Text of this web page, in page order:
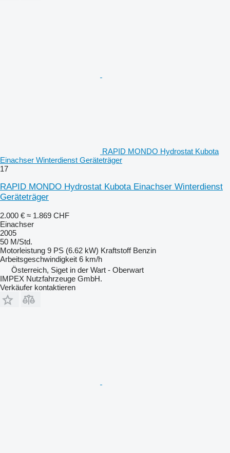
RAPID MONDO Hydrostat Kubota
Einachser Winterdienst Geräteträger
17
RAPID MONDO Hydrostat Kubota Einachser Winterdienst
Geräteträger
2.000 € ≈ 1.869 CHF
Einachser
2005
50 M/Std.
Motorleistung 9 PS (6.62 kW) Kraftstoff Benzin
Arbeitsgeschwindigkeit 6 km/h
Österreich, Siget in der Wart - Oberwart
IMPEX Nutzfahrzeuge GmbH.
Verkäufer kontaktieren